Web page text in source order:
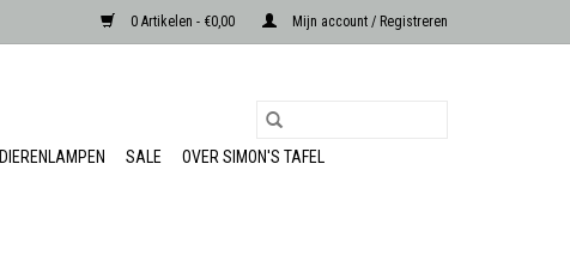
0 Artikelen - €0,00 Mijn account / Registreren
DIERENLAMPEN SALE
OVER SIMON'S TAFEL